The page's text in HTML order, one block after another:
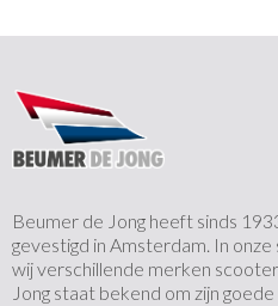
Beumer de Jong heeft sinds
gevestigd in Amsterdam. In
wij verschillende merken
Jong staat bekend om zijn